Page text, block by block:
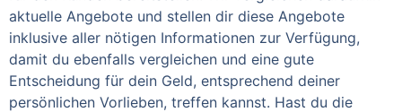
aktuelle Angebote und stellen dir diese Angebote
inklusive aller nötigen Informationen zur Verfügung,
damit du ebenfalls vergleichen und eine gute
Entscheidung für dein Geld, entsprechend deiner
persönlichen Vorlieben, treffen kannst. Hast du die